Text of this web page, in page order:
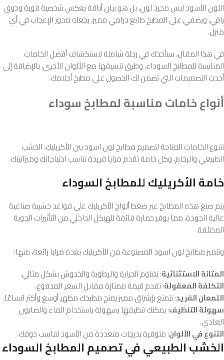
اللون الأسود ليس مجرد لون، بل هو بيان أناقة يعكس شخصية قوية وذوق
راقي، ويضفي على المطبخ طابع درامي مميز، يجعله محور الإعجاب في أي
منزل.
في هذا المقال، سنأخذك في رحلة شاملة لاستكشاف أفضل الخامات
المناسبة للمطابخ السوداء، وطرق تنسيقها مع الألوان الأخرى، بالإضافة إلى
أحدث التصميمات التي تضمن لك الحصول على مطبخ أحلامك.
أنواع خامات مناسبة لمطابخ سوداء
تتنوع الخامات المتاحة لتصميم مطابخ لون اسود بين الأكريليك، الخشب
الطبيعي والرخام، وكل خامة تقدم مزايا فريدة تناسب احتياجاتك وميزانيتك.
خامة الأكريليك للمطابخ السوداء
يتم صنع هذه المطابخ عبر ضغط ألواح الأكريليك على قواعد خشبية صناعية
عالية الجودة، مما يوفر حماية فائقة للهيكل الداخلي من التأثيرات الجوية
المختلفة.
وتتميز مطابخ لون اسود المصنوعة من الأكريليك بعدة مزايا رائعة، منها:
المتانة الاستثنائية: تقاوم الحرارة والرطوبة والخدوش بشكل مثالي.
التكلفة المعقولة: تقدم قيمة ممتازة مقابل السعر المدفوع.
اللمعان الفريد: تتمتع بإشراق مميز يمنح مطبخك مظهر أوسع وأكثر اتساعًا.
سهولة التنظيف: يمكنك تنظيفها بسهولة باستخدام الماء والصابون
العادي.
التنوع في الألوان: متوفرة بدرجات متعددة من الأسود لتناسب ذوقك.
الخشب الطبيعي في تصميم المطابخ السوداء